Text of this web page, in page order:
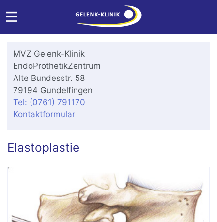
MVZ Gelenk-Klinik
EndoProthetikZentrum
Alte Bundesstr. 58
79194 Gundelfingen
Tel: (0761) 791170
Kontaktformular
Elastoplastie